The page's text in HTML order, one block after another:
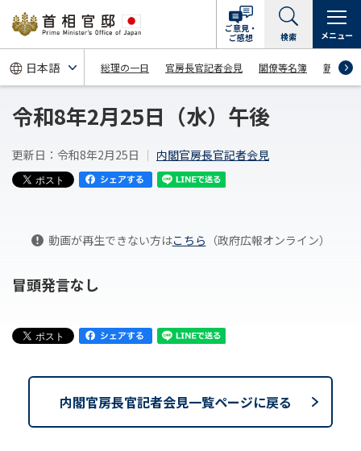
総理の一日 官房長官記者会見 閣僚等名簿 新着情報
ご意見・
ご感想
検索 メニュー
令和8年2月25日（水）午後
更新日：令和8年2月25日 内閣官房長官記者会見
動画が再生できない方はこちら （政府広報オンライン）
冒頭発言なし
内閣官房長官記者会見一覧ページに戻る